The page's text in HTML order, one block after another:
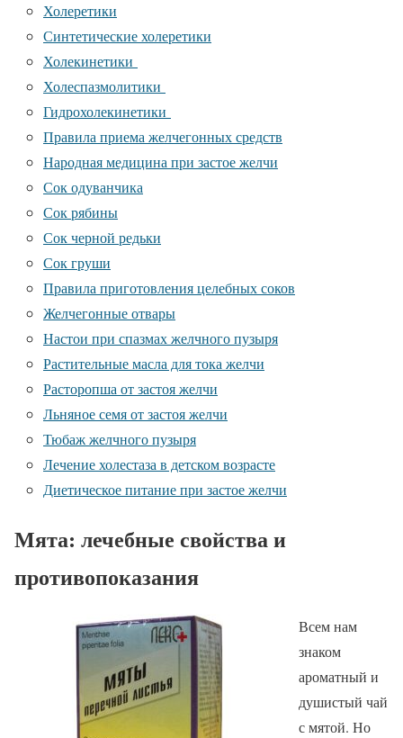
Холеретики
Синтетические холеретики
Холекинетики
Холеспазмолитики
Гидрохолекинетики
Правила приема желчегонных средств
Народная медицина при застое желчи
Сок одуванчика
Сок рябины
Сок черной редьки
Сок груши
Правила приготовления целебных соков
Желчегонные отвары
Настои при спазмах желчного пузыря
Растительные масла для тока желчи
Расторопша от застоя желчи
Льняное семя от застоя желчи
Тюбаж желчного пузыря
Лечение холестаза в детском возрасте
Диетическое питание при застое желчи
Мята: лечебные свойства и
противопоказания
Всем нам
знаком
ароматный и
душистый чай
с мятой. Но